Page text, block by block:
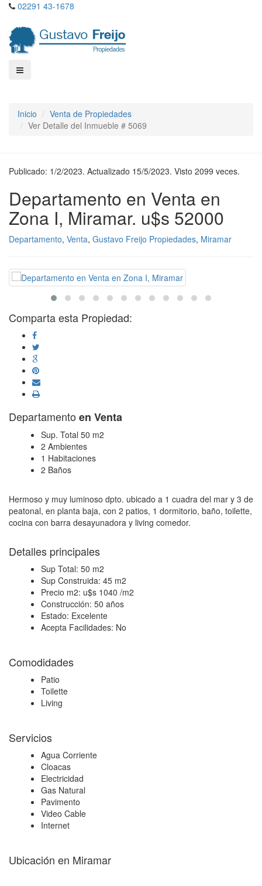
02291 43-1678
Inicio
Venta de Propiedades
Ver Detalle del Inmueble # 5069
Publicado: 1/2/2023. Actualizado 15/5/2023. Visto 2099 veces.
Departamento en Venta en
Zona I, Miramar. u$s 52000
Departamento, Venta, Gustavo Freijo Propiedades, Miramar
Comparta esta Propiedad:
Departamento en Venta
Sup. Total 50 m2
2 Ambientes
1 Habitaciones
2 Baños
Hermoso y muy luminoso dpto. ubicado a 1 cuadra del mar y 3 de
peatonal, en planta baja, con 2 patios, 1 dormitorio, baño, toilette,
cocina con barra desayunadora y living comedor.
Detalles principales
Sup Total: 50 m2
Sup Construida: 45 m2
Precio m2: u$s 1040 /m2
Construcción: 50 años
Estado: Excelente
Acepta Facilidades: No
Comodidades
Patio
Toilette
Living
Servicios
Agua Corriente
Cloacas
Electricidad
Gas Natural
Pavimento
Video Cable
Internet
Ubicación en Miramar